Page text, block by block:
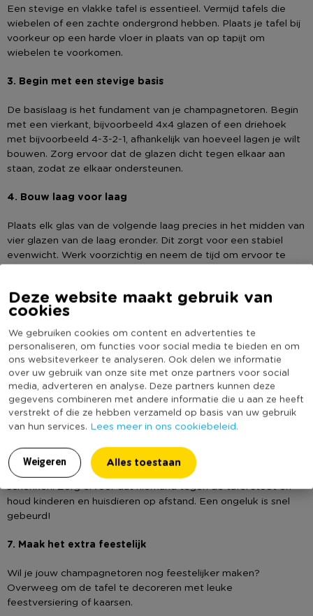
Deze website maakt gebruik van
cookies
We gebruiken cookies om content en advertenties te
personaliseren, om functies voor social media te bieden en om
ons websiteverkeer te analyseren. Ook delen we informatie
over uw gebruik van onze site met onze partners voor social
media, adverteren en analyse. Deze partners kunnen deze
gegevens combineren met andere informatie die u aan ze heeft
verstrekt of die ze hebben verzameld op basis van uw gebruik
van hun services. Lees meer in ons cookiebeleid.
Weigeren Alles toestaan
Een stevige en vlakke tafel is essentieel. Vermijd tafels die
wiebelen of een zachte ondergrond hebben. Plaats je tafel bij
voorkeur op een harde vloer in plaats van op tapijt om
wiebelen te voorkomen.
3. Begin met een stevige basis
De basislaag is het fundament van je champagnetoren. Begin
met een vierkant, bijvoorbeeld 4x4 glazen of een driehoek
met bijvoorbeeld 4-3-2-1, afhankelijk van hoeveel lagen je wilt
bouwen. Zorg ervoor dat de glazen dicht tegen elkaar aan
staan, zodat ze elkaar ondersteunen.
4. Bouw laag voor laag
Plaats elk glas van de volgende laag precies in het midden van
vier glazen van de laag eronder. Dit zorgt voor een stabiel
evenwicht. Werk voorzichtig en neem de tijd om ervoor te
zorgen dat alles goed staat.
5. Gebruik de juiste hoeveelheid champagne
te schenken, maar giet langzaam en met beleid. Begin
bovenaan en laat de champagne voorzichtig over de glazen
stromen. Het is beter om meerdere keren bij te schenken dan
te snel te veel te gieten. Ook een koude champagne schuimt
minder snel dan een warme, dus leg jouw champagne op tijd in
de koelkast!
Als de champagnetoren groot is, wees dan voorzichtig bij het
houd kinderen en huisdieren op afstand. Een ongeluk is snel
gebeurd!
7. Maak het extra feestelijk
Wil je jouw champagnetoren nog feestelijker maken?
Overweeg om de tafel te decoreren met leuke
feestversiering of kaarsen.